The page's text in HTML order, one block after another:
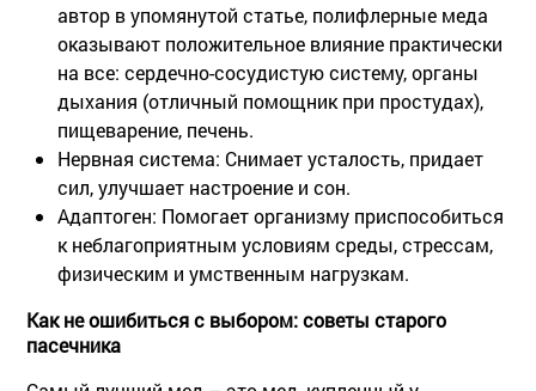
автор в упомянутой статье, полифлерные меда
оказывают положительное влияние практически
на все: сердечно-сосудистую систему, органы
дыхания (отличный помощник при простудах),
пищеварение, печень.
Нервная система: Снимает усталость, придает
сил, улучшает настроение и сон.
Адаптоген: Помогает организму приспособиться
к неблагоприятным условиям среды, стрессам,
физическим и умственным нагрузкам.
Как не ошибиться с выбором: советы старого
пасечника